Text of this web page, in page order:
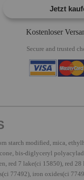
Jetzt
Kostenloser
Secure and trusted
starch modified, mica,
bis-diglyceryl
red 7 lake(ci 15850), red
77492), iron oxides(ci